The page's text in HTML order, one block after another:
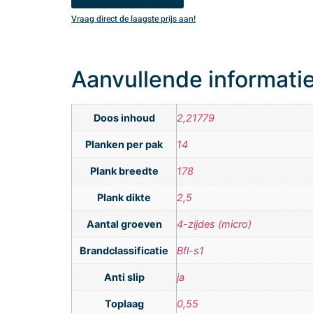
Vraag direct de laagste prijs aan!
Aanvullende
Doos inhoud 2,21779
Planken per pak 14
Plank breedte 178
Plank dikte 2,5
Aantal groeven 4-zijdes (micro)
Brandclassificatie Bfl-s1
Anti slip ja
Toplaag 0,55